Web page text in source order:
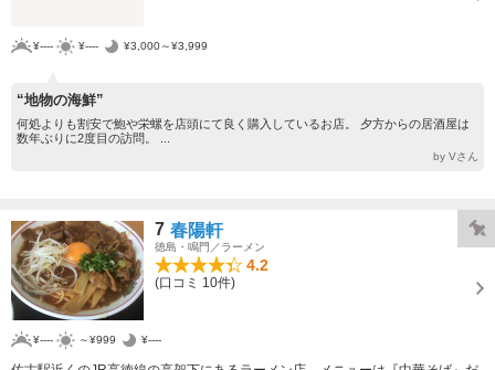
¥---- ¥---- ¥3,000～¥3,999
“地物の海鮮”
何処よりも割安で鮑や栄螺を店頭にて良く購入しているお店。 夕方からの居酒屋は
数年ぶりに2度目の訪問。 ...
by Vさん
7 春陽軒
徳島・鳴門／ラーメン
4.2
(口コミ 10件)
¥---- ～¥999 ¥----